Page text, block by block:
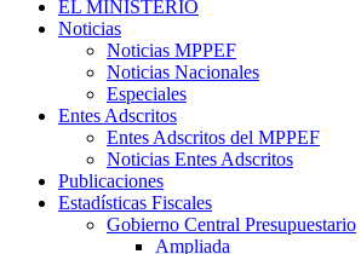
EL MINISTERIO
Noticias
Noticias MPPEF
Noticias Nacionales
Especiales
Entes Adscritos
Entes Adscritos del MPPEF
Noticias Entes Adscritos
Publicaciones
Estadísticas Fiscales
Gobierno Central Presupuestario
Ampliada